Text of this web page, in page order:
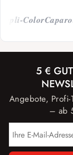
ColorCaparol
5 €
Angebote,
– ab